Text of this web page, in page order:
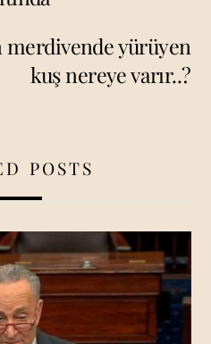
merdivende yürüyen
kuş nereye varır..?
POSTS